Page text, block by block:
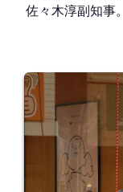
佐々木淳副知事。